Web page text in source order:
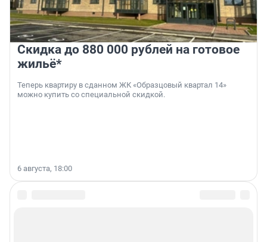
Скидка до 880 000 рублей на готовое
жильё*
Теперь квартиру в сданном ЖК «Образцовый квартал 14»
можно купить со специальной скидкой.
6 августа, 18:00